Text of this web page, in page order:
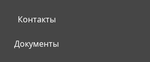
Контакты
Документы